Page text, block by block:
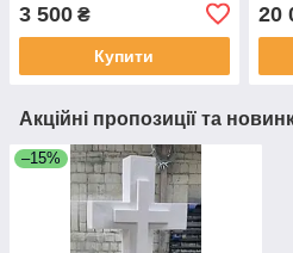
3 500 ₴
Купити
20
Акційні пропозиції та
–15%